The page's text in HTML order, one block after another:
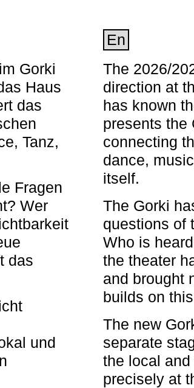
Gorki
Haus
das
Tanz,
Fragen
Wer
das
und
En
The 2026/
direction at
has known
presents the
connecting
dance,
itself.
The Gorki
questions of
Who is
the theater
and brought
builds on
The new
separate
the local
precisely at